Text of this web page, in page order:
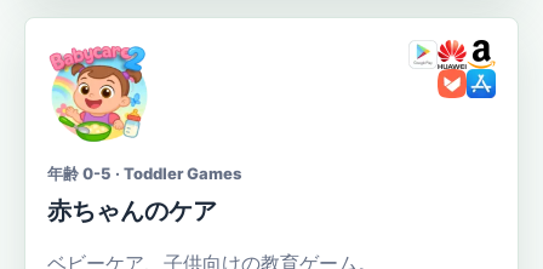
年齢 0-5 · Toddler Games
赤ちゃんのケア
ベビーケア、子供向けの教育ゲーム。